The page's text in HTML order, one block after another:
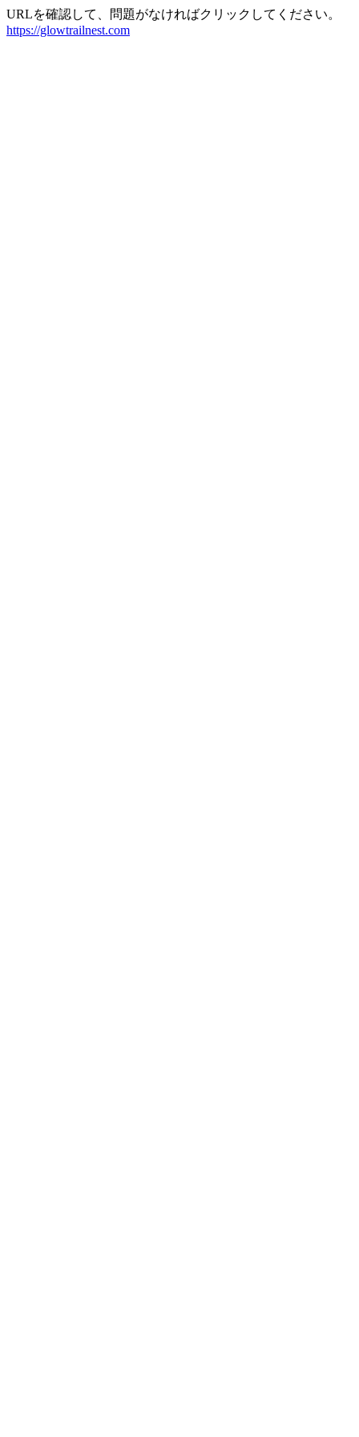
URLを確認して、問題がなければクリックしてください。
https://glowtrailnest.com